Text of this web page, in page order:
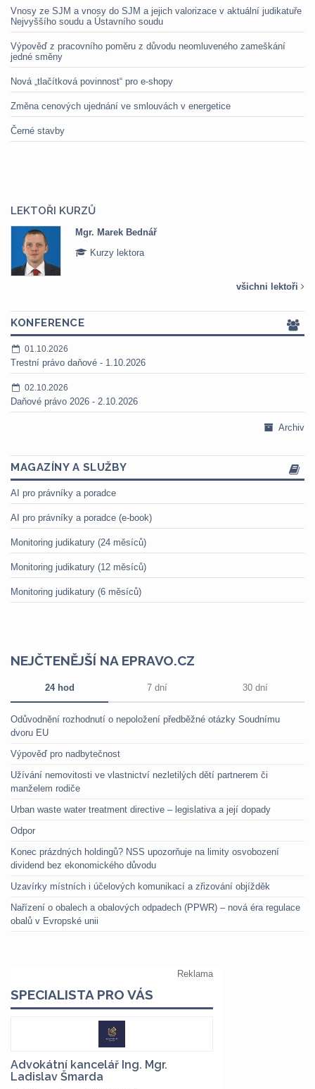
Vnosy ze SJM a vnosy do SJM a jejich valorizace v aktuální judikatuře
Nejvyššího soudu a Ústavního soudu
Výpověď z pracovního poměru z důvodu neomluveného zameškání
jedné směny
Nová „tlačítková povinnost“ pro e-shopy
Změna cenových ujednání ve smlouvách v energetice
Černé stavby
LEKTOŘI KURZŮ
Mgr. Marek Bednář
Kurzy lektora
všichni lektoři
KONFERENCE
01.10.2026
Trestní právo daňové - 1.10.2026
02.10.2026
Daňové právo 2026 - 2.10.2026
Archiv
MAGAZÍNY A SLUŽBY
AI pro právníky a poradce
AI pro právníky a poradce (e-book)
Monitoring judikatury (24 měsíců)
Monitoring judikatury (12 měsíců)
Monitoring judikatury (6 měsíců)
NEJČTENĚJŠÍ NA EPRAVO.CZ
24 hod 7 dní 30 dní
Odůvodnění rozhodnutí o nepoložení předběžné otázky Soudnímu
dvoru EU
Výpověď pro nadbytečnost
Užívání nemovitosti ve vlastnictví nezletilých dětí partnerem či
manželem rodiče
Urban waste water treatment directive – legislativa a její dopady
Odpor
Konec prázdných holdingů? NSS upozorňuje na limity osvobození
dividend bez ekonomického důvodu
Uzavírky místních i účelových komunikací a zřizování objížděk
Nařízení o obalech a obalových odpadech (PPWR) – nová éra regulace
obalů v Evropské unii